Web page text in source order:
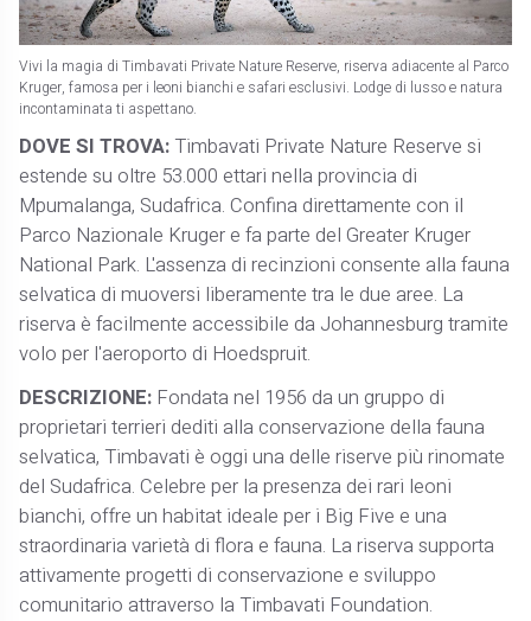
Vivi la magia di Timbavati Private Nature Reserve, riserva adiacente al Parco
Kruger, famosa per i leoni bianchi e safari esclusivi. Lodge di lusso e natura
incontaminata ti aspettano.
DOVE SI TROVA: Timbavati Private Nature Reserve si
estende su oltre 53.000 ettari nella provincia di
Mpumalanga, Sudafrica. Confina direttamente con il
Parco Nazionale Kruger e fa parte del Greater Kruger
National Park. L'assenza di recinzioni consente alla fauna
selvatica di muoversi liberamente tra le due aree. La
riserva è facilmente accessibile da Johannesburg tramite
volo per l'aeroporto di Hoedspruit.
DESCRIZIONE: Fondata nel 1956 da un gruppo di
proprietari terrieri dediti alla conservazione della fauna
selvatica, Timbavati è oggi una delle riserve più rinomate
del Sudafrica. Celebre per la presenza dei rari leoni
bianchi, offre un habitat ideale per i Big Five e una
straordinaria varietà di flora e fauna. La riserva supporta
attivamente progetti di conservazione e sviluppo
comunitario attraverso la Timbavati Foundation.